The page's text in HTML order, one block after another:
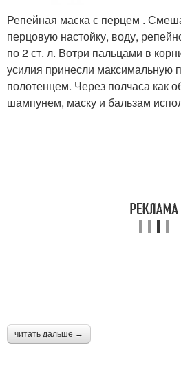
Репейная маска с перцем .
перцовую настойку, воду,
по 2 ст. л. Вотри пальцами в
усилия принесли максимальную
полотенцем. Через полчаса как
шампунем, маску и бальзам
читать дальше →